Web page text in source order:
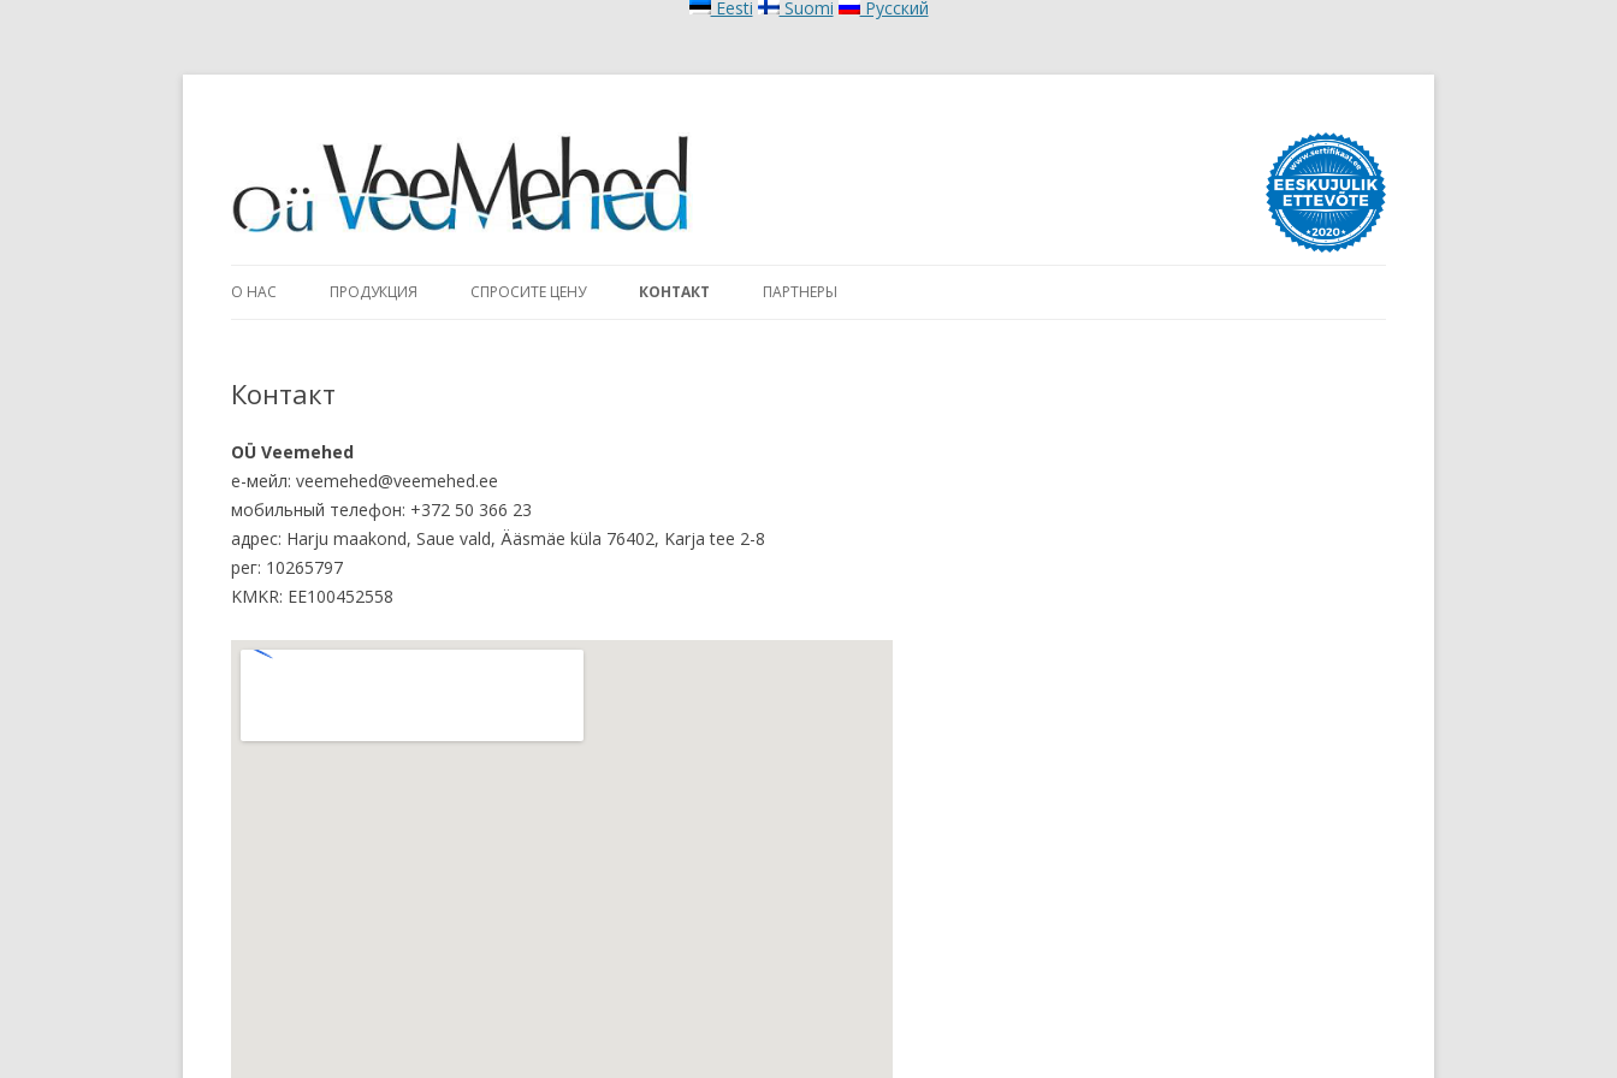
Eesti Suomi Русский
О НАС ПРОДУКЦИЯ СПРОСИТЕ ЦЕНУ КОНТАКТ ПАРТНЕРЫ
Контакт
OÜ Veemehed
е-мейл: veemehed@veemehed.ee
мобильный телефон: +372 50 366 23
адрес: Harju maakond, Saue vald, Ääsmäe küla 76402, Karja tee 2-8
рег: 10265797
KMKR: EE100452558